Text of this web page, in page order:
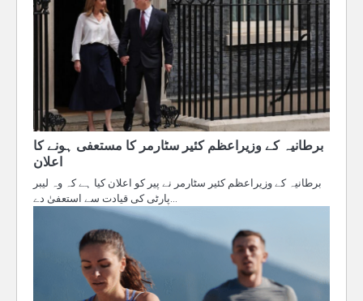
برطانیہ کے وزیراعظم کئیر سٹارمر کا مستعفی ہونے کا
اعلان
برطانیہ کے وزیراعظم کئیر سٹارمر نے پیر کو اعلان کیا ہے کہ وہ لیبر
پارٹی کی قیادت سے استعفیٰ دے…